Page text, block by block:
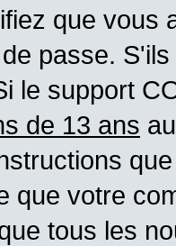
que vous
passe.
le support
de 13 ans
que votre
tous les